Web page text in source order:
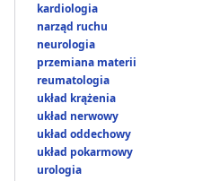
kardiologia
narząd ruchu
neurologia
przemiana materii
reumatologia
układ krążenia
układ nerwowy
układ oddechowy
układ pokarmowy
urologia